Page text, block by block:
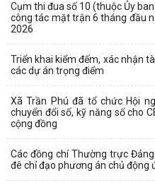
Cụm thi đua số 10 (thuộc Ủy
công tác mặt trận 6 tháng đầu
2026
Triển khai kiểm đếm, xác nhận
các dự án trọng điểm
Xã Trần Phú đã tổ chức Hội
chuyển đổi số, kỹ năng số cho
cộng đồng
Các đồng chí Thường trực
đê chỉ đạo phương án chủ động